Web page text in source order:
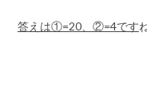
答えは①=20、②=4です